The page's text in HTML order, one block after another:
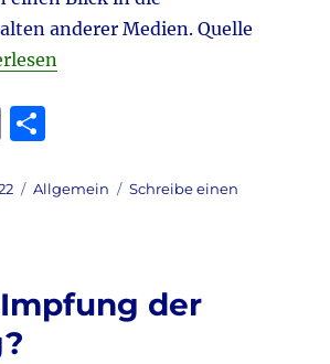
anderer Medien. Quelle
aktuell vom 14.9.2022“
E
ai le
Kategorien
Allgemein
Schreibe einen
der